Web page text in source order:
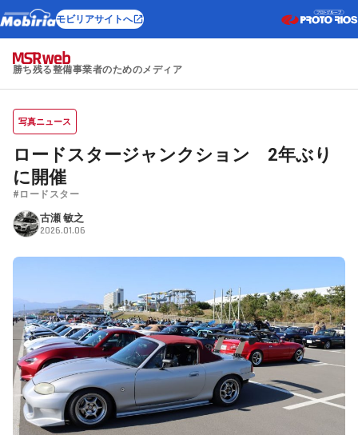
モビリアサイトへ
勝ち残る整備事業者のためのメディア
写真ニュース
ロードスタージャンクション 2年ぶり
に開催
#ロードスター
古瀬 敏之
2026.01.06